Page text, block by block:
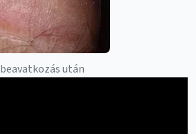
beavatkozás után